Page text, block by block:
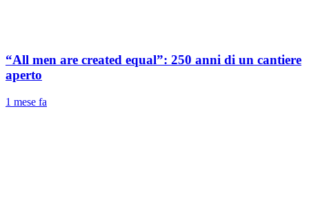
“All men are created equal”: 250 anni di un cantiere
aperto
1 mese fa